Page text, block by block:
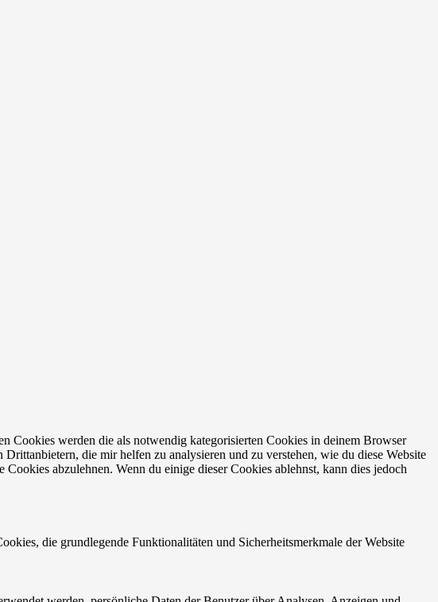
Cookies werden die als notwendig kategorisierten Cookies in deinem Browser
die mir helfen zu analysieren und zu verstehen, wie du diese Website
abzulehnen. Wenn du einige dieser Cookies ablehnst, kann dies jedoch
die grundlegende Funktionalitäten und Sicherheitsmerkmale der Website